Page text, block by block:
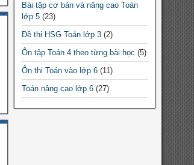
Chuyên đề Toán lớp 9
Chuyên đề Toán THPT
Chuyên đề Toán lớp 10
Chuyên đề Toán lớp 11
Chuyên đề Toán lớp 12
Bài tập cơ bản và nâng cao Toán
lớp 5(23)
Đề thi HSG Toán lớp 3(2)
Ôn tập Toán 4 theo từng bài học (5)
Ôn thi Toán vào lớp 6(11)
Toán nâng cao lớp 6(27)
Đề thi HSG Toán 12(10)